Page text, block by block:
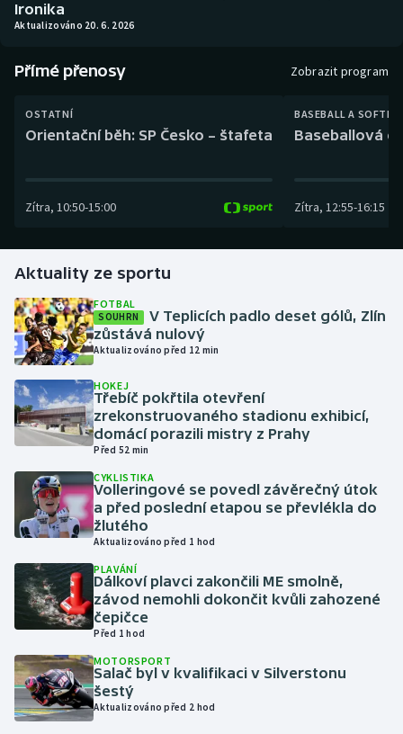
Boby a skeleton
Box
Curling
Florbal
Futsal
Gymnastika
Jezdectví
Krasobruslení
Lyže a snowboard
Moderní pětiboj
Motorsport
Olympijské hry
AZ kvíz
Ironika
Aktualizováno 20. 6. 2026
Přímé přenosy Zobrazit program
OSTATNÍ
Orientační běh: SP Česko – štafeta
Zítra, 10:50-15:00
BASEBALL A
Baseballová
Zítra, 12:55-16:15
Aktuality ze sportu
FOTBAL
SOUHRN
V Teplicích padlo deset gólů, Zlín
zůstává nulový
Aktualizováno před 12 min
HOKEJ
Třebíč pokřtila otevření
zrekonstruovaného stadionu exhibicí,
domácí porazili mistry z Prahy
Před 52 min
CYKLISTIKA
Volleringové se povedl závěrečný útok
a před poslední etapou se převlékla do
žlutého
Aktualizováno před 1 hod
PLAVÁNÍ
Dálkoví plavci zakončili ME smolně,
závod nemohli dokončit kvůli zahozené
čepičce
Před 1 hod
MOTORSPORT
Salač byl v kvalifikaci v Silverstonu
šestý
Aktualizováno před 2 hod